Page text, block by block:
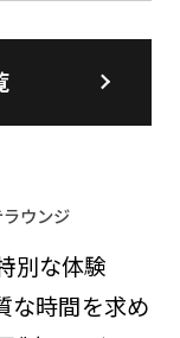
ウンジ
別な体験
な時間を求め